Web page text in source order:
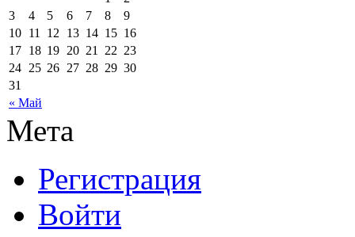
« Май
3
4 5 6 7 8
9
10 11 12 13 14 15 16
17 18 19 20 21 22 23
24 25 26 27 28 29 30
31
Мета
Регистрация
Войти